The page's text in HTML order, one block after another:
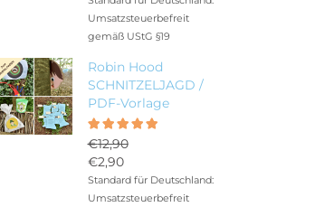
war:
€12,90
Preis
ist:
Umsatzsteuerbefreit
gemäß UStG §19
Robin Hood
SCHNITZELJAGD /
PDF-Vorlage
mit5.00
von 5
€12,90
Ursprünglicher
Preis
war:
€2,90
Aktueller
Preis
Standard für Deutschland:
Umsatzsteuerbefreit